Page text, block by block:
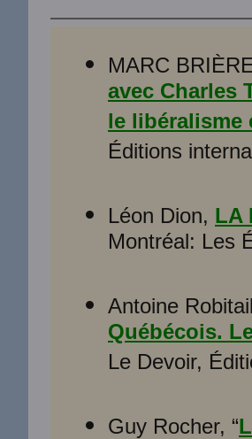
MARC
avec Charles
le libéralisme
Éditions
Léon Dion, LA
Montréal: Les
Antoine
Québécois.
Le Devoir,
Guy Rocher, “